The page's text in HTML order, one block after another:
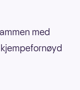
med